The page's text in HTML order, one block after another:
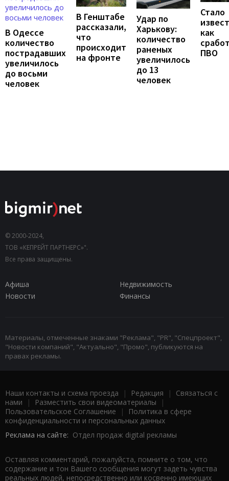
В Одессе
количество
пострадавших
увеличилось
до восьми
человек
В Генштабе
рассказали,
что
происходит
на фронте
Удар по
Харькову:
количество
раненых
увеличилось
до 13
человек
Стало
как
ПВО
© 2000-2024,
ТОВ «КЕПРЕЙТ ПАРТНЕРС»".
Все права защищены.
Афиша
Недвижимость
Новости
Финансы
Материалы, отмеченные знаками "Реклама", "PR", "Спецпроект",
"Новости компаний", "Актуально", "Промо", публикуются на
правах рекламы.
Наши контакты и схема проезда | Редакция | Связаться с
нами | Разместить свои видеоматериалы |
Пользовательское Соглашение |
Политика в сфере
конфиденциальности и персональных данных
Реклама на сайте: Отдел продаж digital рекламы
Оставляя комментарий, пожалуйста, помните о том, что
содержание и тон Вашего сообщения могут задеть чувства
реальных людей, непосредственно или косвенно имеющих